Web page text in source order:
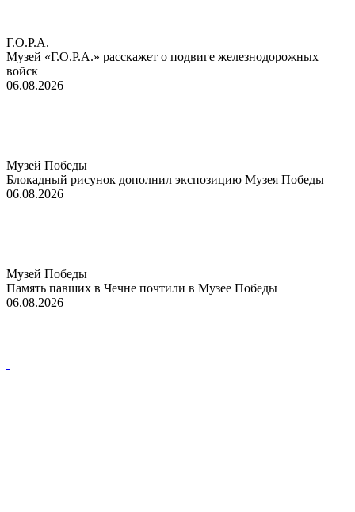
Г.О.Р.А.
Музей «Г.О.Р.А.» расскажет о подвиге железнодорожных
войск
06.08.2026
Музей Победы
Блокадный рисунок дополнил экспозицию Музея Победы
06.08.2026
Музей Победы
Память павших в Чечне почтили в Музее Победы
06.08.2026